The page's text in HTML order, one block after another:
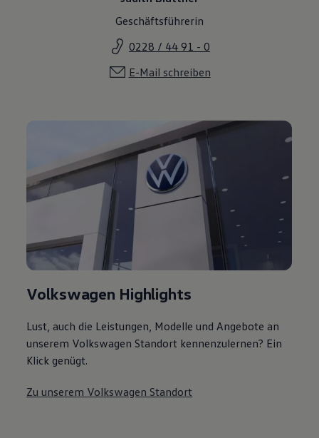
Geschäftsführerin
0228 / 44 91 - 0
E-Mail schreiben
Volkswagen Highlights
Lust, auch die Leistungen, Modelle und Angebote an
unserem Volkswagen Standort kennenzulernen? Ein
Klick genügt.
Zu unserem Volkswagen Standort